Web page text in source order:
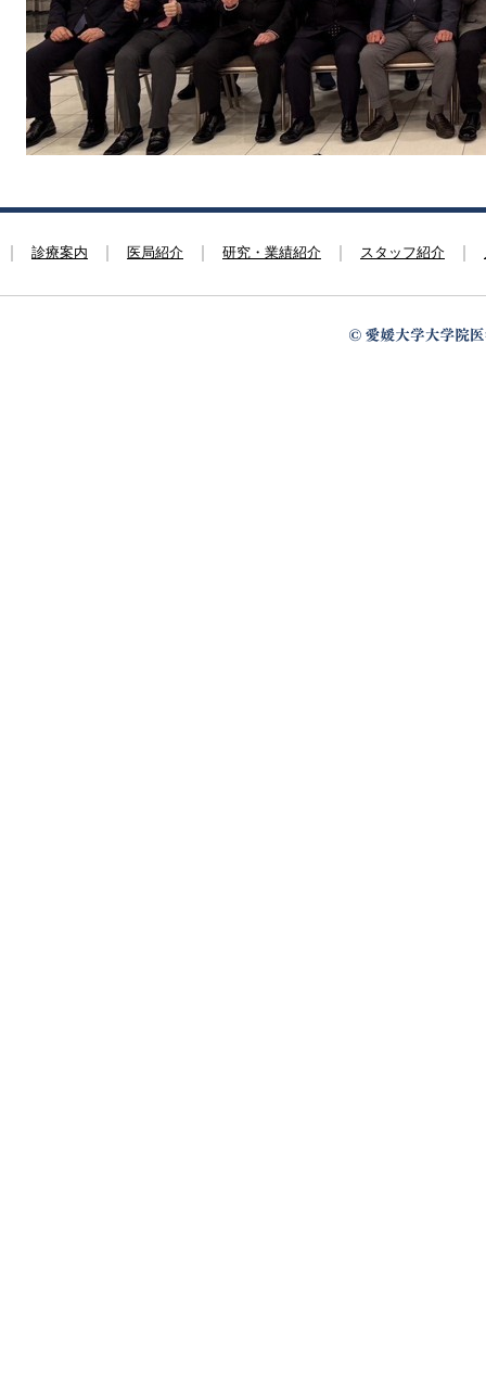
診療案内 医局紹介 研究・業績紹介 スタッフ紹介